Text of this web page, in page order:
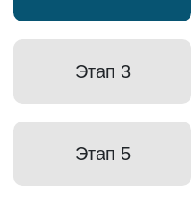
Этап 3
Этап 5